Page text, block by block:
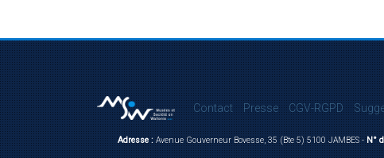
Contact Presse CGV-RGPD
Adresse :Avenue Gouverneur Bovesse, 35 (Bte 5) 5100 JAMBES -N°